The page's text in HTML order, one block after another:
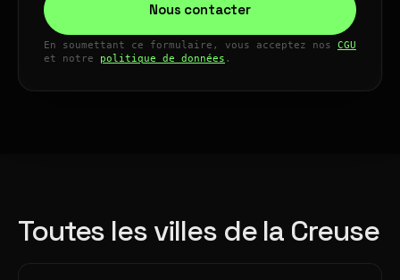
Nous contacter
En soumettant ce formulaire, vous acceptez nos CGU
et notre politique de données .
Toutes les villes de la Creuse